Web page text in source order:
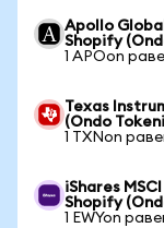
Apollo
Shopify
1 APOon
Texas
(Ondo
1 TXNon
iShares
Shopify
1 EWYon